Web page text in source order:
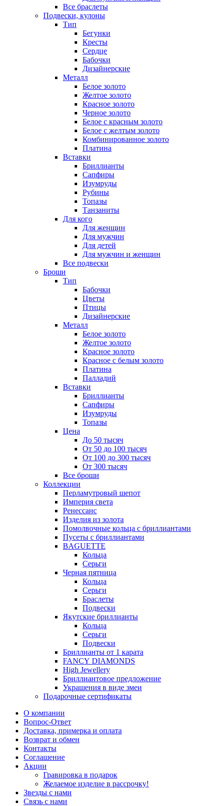
Все браслеты
Подвески, кулоны
Тип
Бегунки
Кресты
Сердце
Бабочки
Дизайнерские
Металл
Белое золото
Желтое золото
Красное золото
Черное золото
Белое с красным золото
Белое с желтым золото
Комбинированное золото
Платина
Вставки
Бриллианты
Сапфиры
Изумруды
Рубины
Топазы
Танзаниты
Для кого
Для женщин
Для мужчин
Для детей
Для мужчин и женщин
Все подвески
Броши
Тип
Бабочки
Цветы
Птицы
Дизайнерские
Металл
Белое золото
Желтое золото
Красное золото
Красное с белым золото
Платина
Палладий
Вставки
Бриллианты
Сапфиры
Изумруды
Топазы
Цена
До 50 тысяч
От 50 до 100 тысяч
От 100 до 300 тысяч
От 300 тысяч
Все броши
Коллекции
Перламутровый шепот
Империя света
Ренессанс
Изделия из золота
Помолвочные кольца с бриллиантами
Пусеты с бриллиантами
BAGUETTE
Кольца
Серьги
Черная пятница
Кольца
Серьги
Браслеты
Подвески
Якутские бриллианты
Кольца
Серьги
Подвески
Бриллианты от 1 карата
FANCY DIAMONDS
High Jewellery
Бриллиантовое предложение
Украшения в виде змеи
Подарочные сертификаты
О компании
Вопрос-Ответ
Доставка, примерка и оплата
Возврат и обмен
Контакты
Соглашение
Акции
Гравировка в подарок
Желаемое изделие в рассрочку!
Звезды с нами
Связь с нами